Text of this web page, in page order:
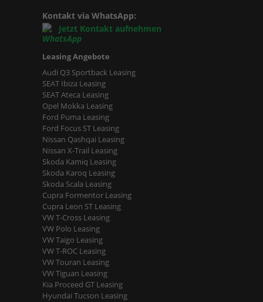
Kontakt via WhatsApp:
Jetzt Kontakt aufnehmen
Leasing Angebote
Audi Q3 Sportback Leasing
SEAT Ibiza Leasing
SEAT Ateca Leasing
Opel Mokka Leasing
Ford Puma Leasing
Ford Focus ST Leasing
Nissan Qashqai Leasing
Nissan X-Trail Leasing
Skoda Kamiq Leasing
Skoda Karoq Leasing
Skoda Scala Leasing
Cupra Formentor Leasing
Cupra Leon ST Leasing
VW T-Cross Leasing
VW Polo Leasing
VW Taigo Leasing
VW T-ROC Leasing
VW Touran Leasing
VW Tiguan Leasing
Kia Proceed GT Leasing
Hyundai Tucson Leasing